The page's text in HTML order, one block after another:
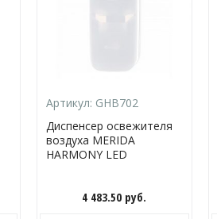
Артикул: GHB702
Диспенсер освежителя
воздуха MERIDA
HARMONY LED
4 483.50 руб.